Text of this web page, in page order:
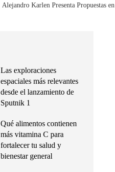
Alejandro Karlen Presenta Propuestas
Las exploraciones
espaciales más relevantes
desde el lanzamiento de
Sputnik 1
Qué alimentos contienen
más vitamina C para
fortalecer tu salud y
bienestar general